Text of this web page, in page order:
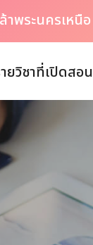
พระนครเหนือ
ยวิชาที่เปิดสอน